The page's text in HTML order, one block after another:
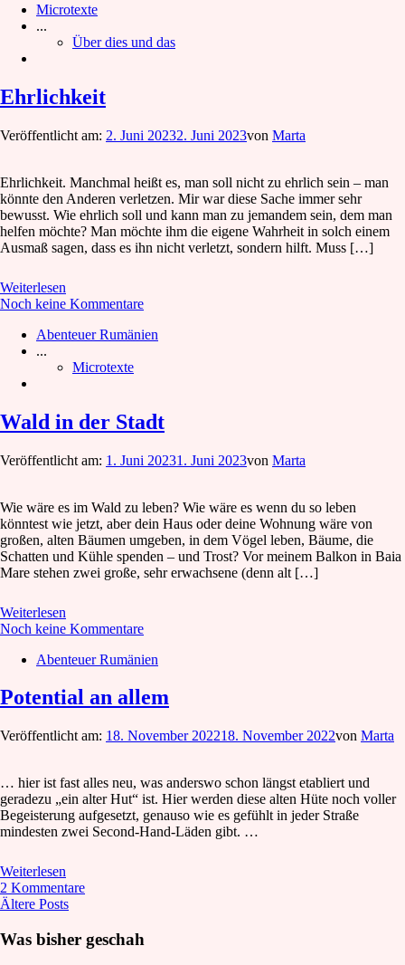
Microtexte
...
Über dies und das
Ehrlichkeit
Veröffentlicht am: 2. Juni 20232. Juni 2023von Marta
Ehrlichkeit. Manchmal heißt es, man soll nicht zu ehrlich sein – man
könnte den Anderen verletzen. Mir war diese Sache immer sehr
bewusst. Wie ehrlich soll und kann man zu jemandem sein, dem man
helfen möchte? Man möchte ihm die eigene Wahrheit in solch einem
Ausmaß sagen, dass es ihn nicht verletzt, sondern hilft. Muss […]
Weiterlesen
Noch keine Kommentare
Abenteuer Rumänien
...
Microtexte
Wald in der Stadt
Veröffentlicht am: 1. Juni 20231. Juni 2023von Marta
Wie wäre es im Wald zu leben? Wie wäre es wenn du so leben
könntest wie jetzt, aber dein Haus oder deine Wohnung wäre von
großen, alten Bäumen umgeben, in dem Vögel leben, Bäume, die
Schatten und Kühle spenden – und Trost? Vor meinem Balkon in Baia
Mare stehen zwei große, sehr erwachsene (denn alt […]
Weiterlesen
Noch keine Kommentare
Abenteuer Rumänien
Potential an allem
Veröffentlicht am: 18. November 202218. November 2022von Marta
… hier ist fast alles neu, was anderswo schon längst etabliert und
geradezu „ein alter Hut“ ist. Hier werden diese alten Hüte noch voller
Begeisterung aufgesetzt, genauso wie es gefühlt in jeder Straße
mindesten zwei Second-Hand-Läden gibt. …
Weiterlesen
2 Kommentare
Beitragsnavigation
Ältere Posts
Was bisher geschah